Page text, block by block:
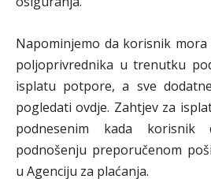
Napominjemo da korisnik
poljoprivrednika u trenutku
isplatu potpore, a sve
pogledati ovdje. Zahtjev za
podnesenim kada
podnošenju preporučenom
u Agenciju za plaćanja.